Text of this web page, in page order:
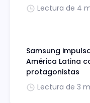
Lectura de 4
Samsung
América Latina
protagonistas
Lectura de 3